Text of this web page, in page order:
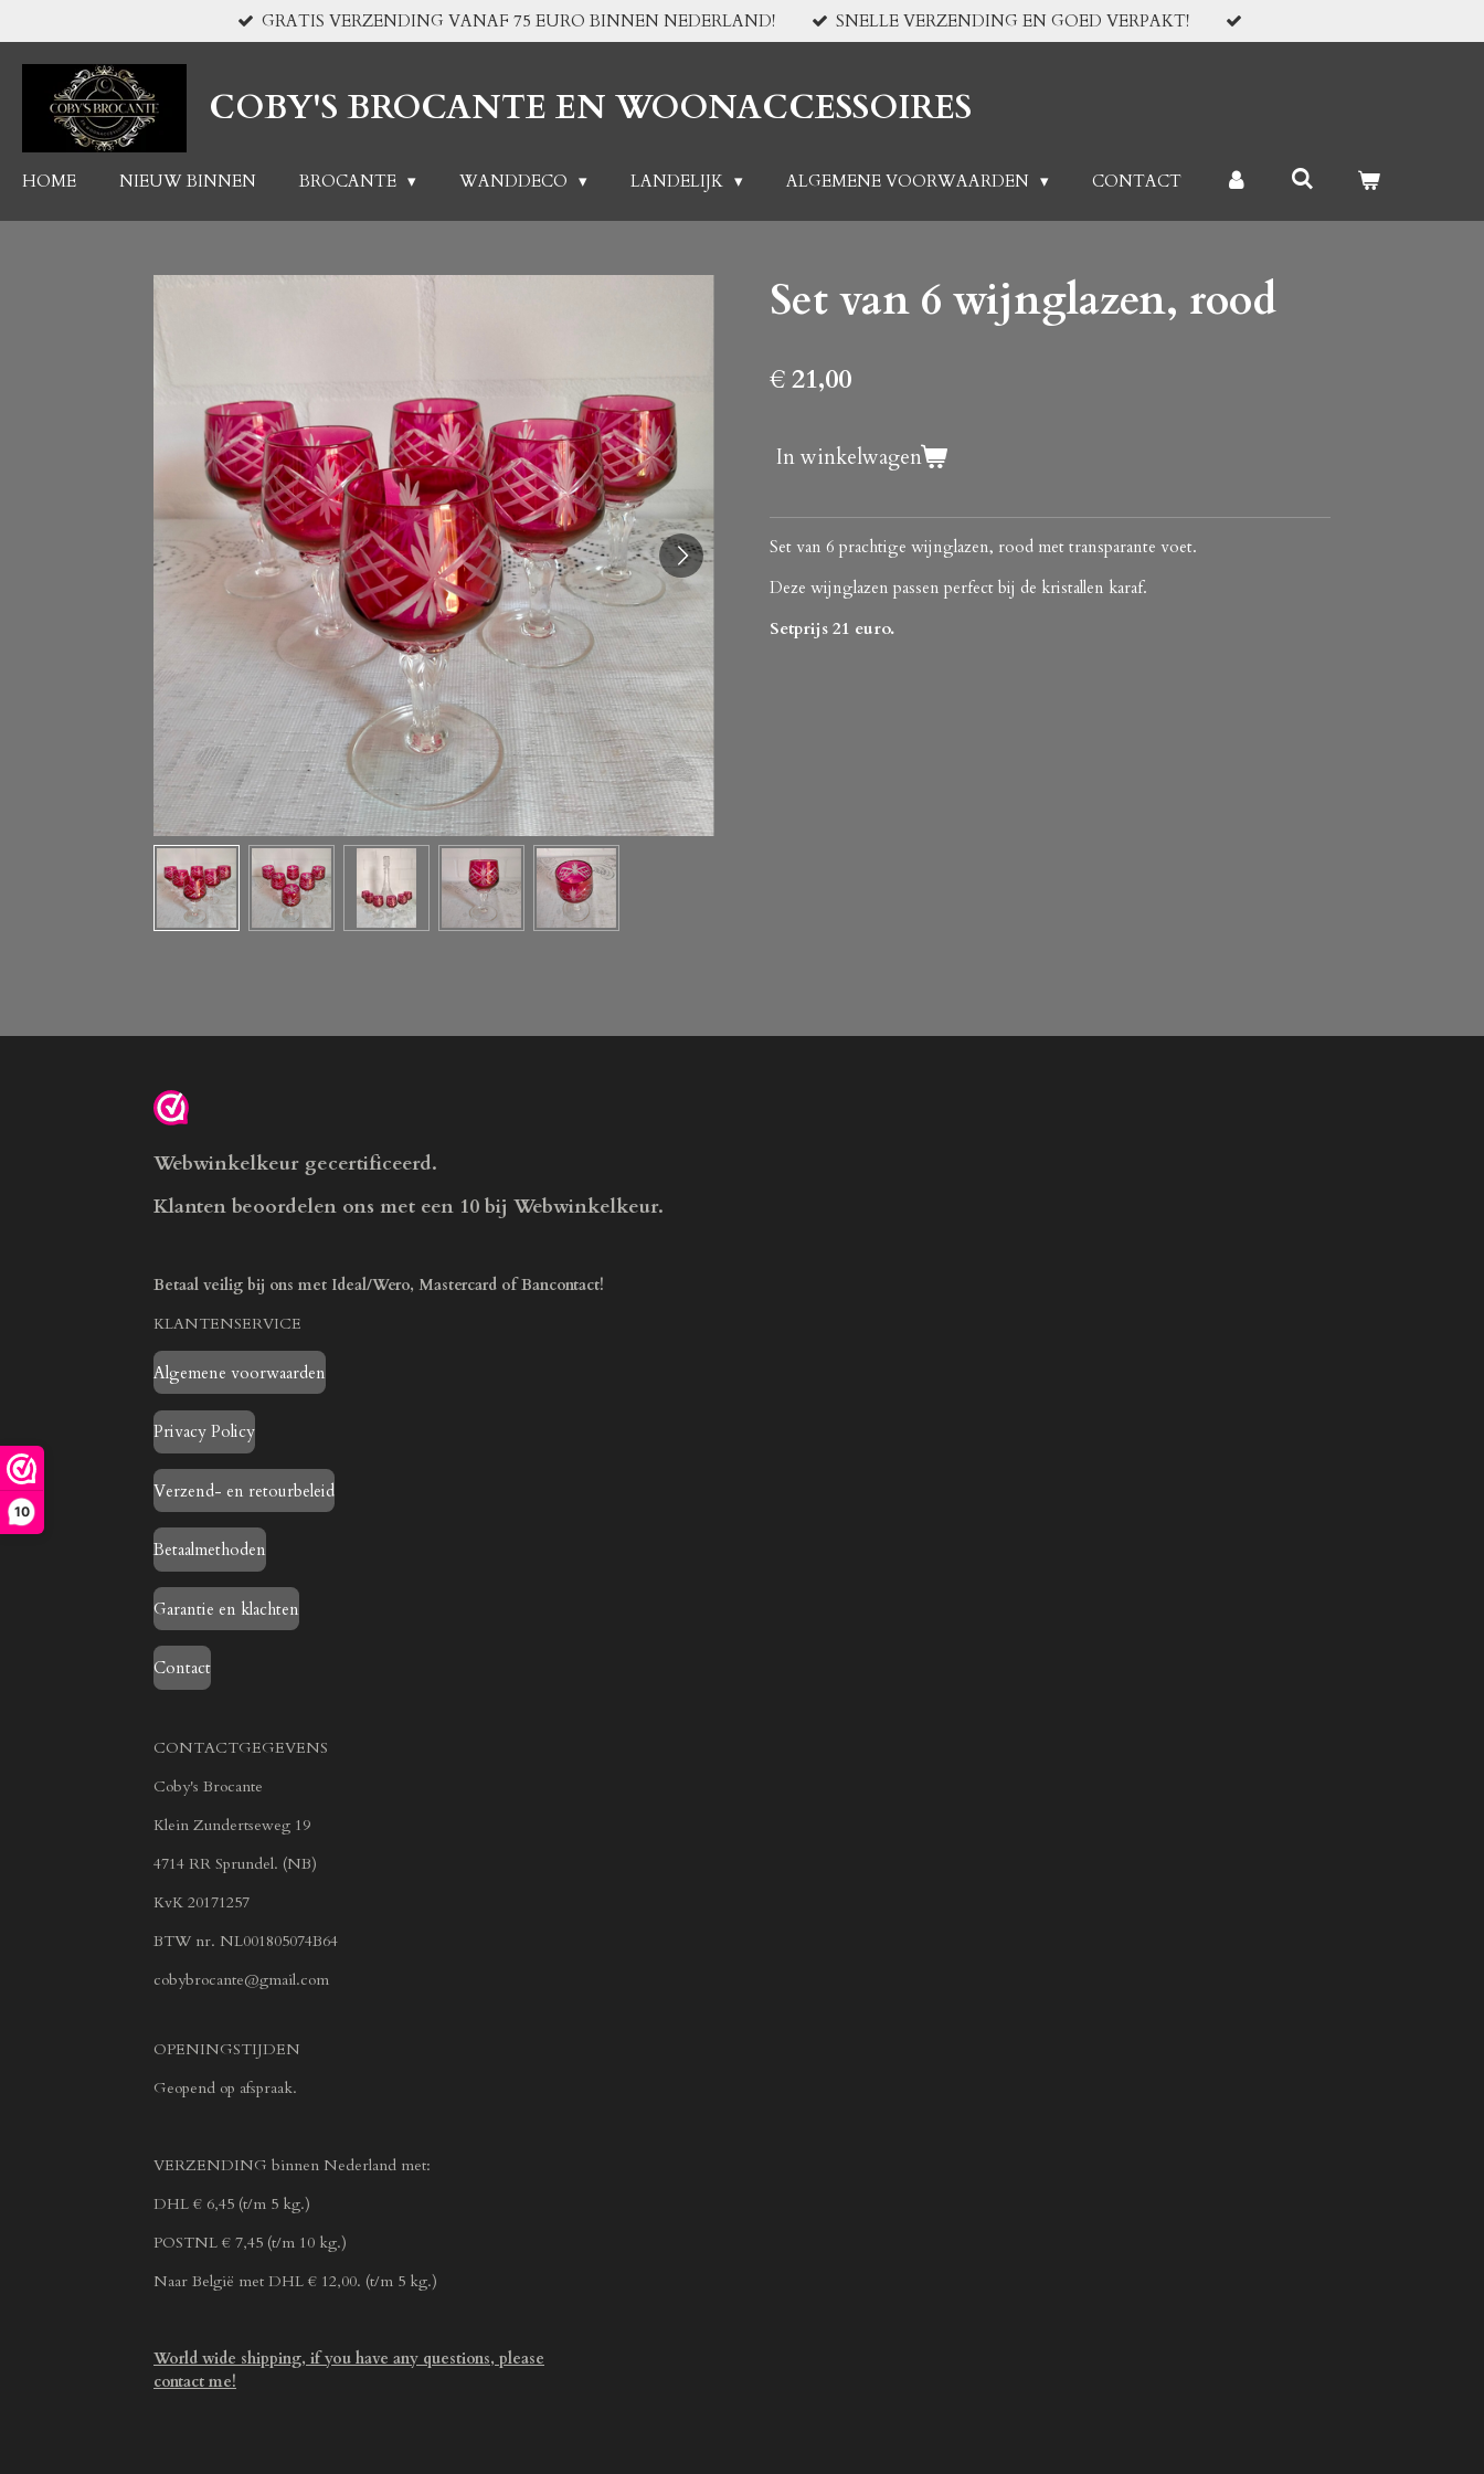
10
direct
naar
hoofdinhoud
GRATIS VERZENDING VANAF 75 EURO BINNEN NEDERLAND! SNELLE VERZENDING EN GOED VERPAKT!
COBY'S BROCANTE EN WOONACCESSOIRES
HOME NIEUW BINNEN BROCANTE WANDDECO LANDELIJK ALGEMENE VOORWAARDEN CONTACT
Set van 6 wijnglazen, rood
€ 21,00
In winkelwagen
Set van 6 prachtige wijnglazen, rood met transparante voet.
Deze wijnglazen passen perfect bij de kristallen karaf.
Setprijs 21 euro.
Webwinkelkeur gecertificeerd.
Klanten beoordelen ons met een 10 bij Webwinkelkeur.
Betaal veilig bij ons met Ideal/Wero, Mastercard of Bancontact!
KLANTENSERVICE
Algemene voorwaarden
Privacy Policy
Verzend- en retourbeleid
Betaalmethoden
Garantie en klachten
Contact
CONTACTGEGEVENS
Coby's Brocante
Klein Zundertseweg 19
4714 RR Sprundel. (NB)
KvK 20171257
BTW nr. NL001805074B64
cobybrocante@gmail.com
OPENINGSTIJDEN
Geopend op afspraak.
VERZENDING binnen Nederland met:
DHL € 6,45 (t/m 5 kg.)
POSTNL € 7,45 (t/m 10 kg.)
Naar België met DHL € 12,00. (t/m 5 kg.)
World wide shipping, if you have any questions, please
contact me!